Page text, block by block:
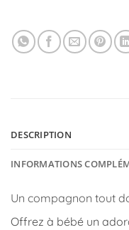
DESCRIPTION
INFORMATIONS
Un compagnon tout
Offrez à bébé un